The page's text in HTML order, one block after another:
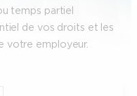
temps partiel
de vos droits et les
votre employeur.